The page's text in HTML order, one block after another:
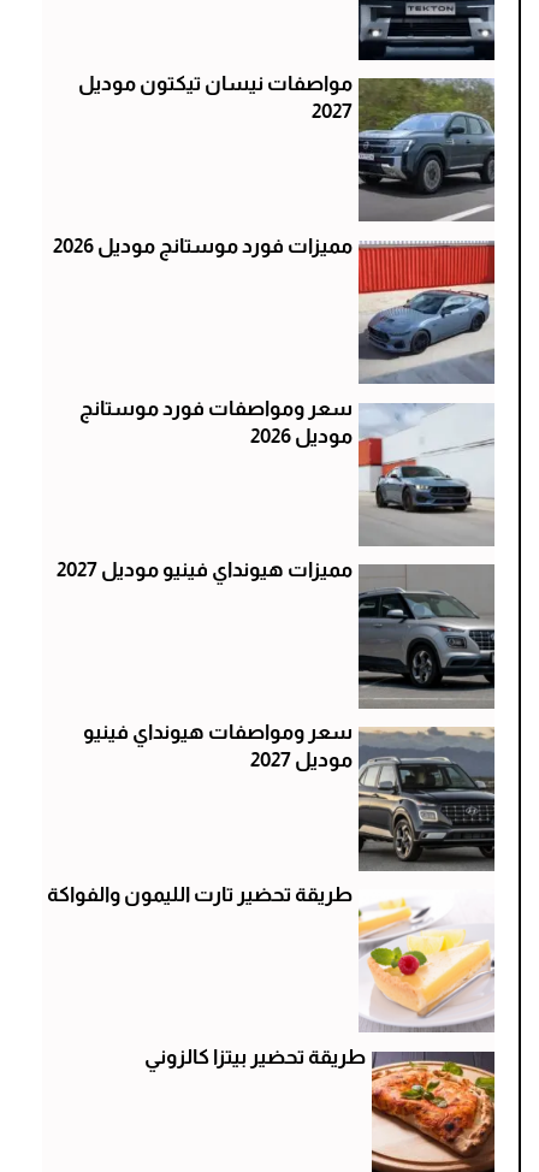
مواصفات نيسان تيكتون موديل
2027
مميزات فورد موستانج موديل 2026
سعر ومواصفات فورد موستانج
موديل 2026
مميزات هيونداي فينيو موديل 2027
سعر ومواصفات هيونداي فينيو
موديل 2027
طريقة تحضير تارت الليمون والفواكة
طريقة تحضير بيتزا كالزوني